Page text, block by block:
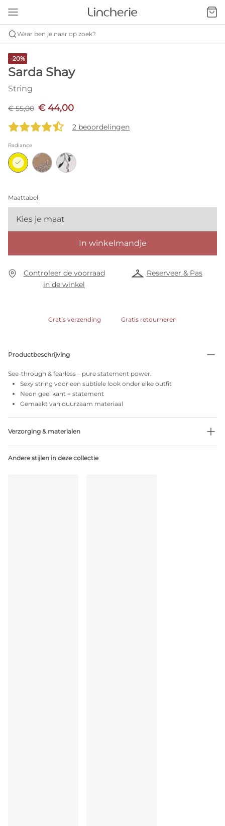
Waar ben je naar op zoek?
-20%
Sarda Shay
String
€ 55,00 € 44,00
2 beoordelingen
Radiance
Maattabel
Kies je maat
In winkelmandje
Controleer de voorraad
in de winkel
Reserveer & Pas
Gratis verzending Gratis retourneren
Productbeschrijving
See-through & fearless – pure statement power.
Sexy string voor een subtiele look onder elke outfit
Neon geel kant = statement
Gemaakt van duurzaam materiaal
Verzorging & materialen
Niet bleken
Andere stijlen in deze collectie